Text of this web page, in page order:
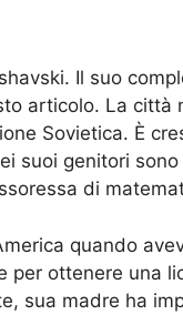
Il suo
articolo. La città
Sovietica. È
suoi genitori
di
quando
ottenere una
sua madre ha